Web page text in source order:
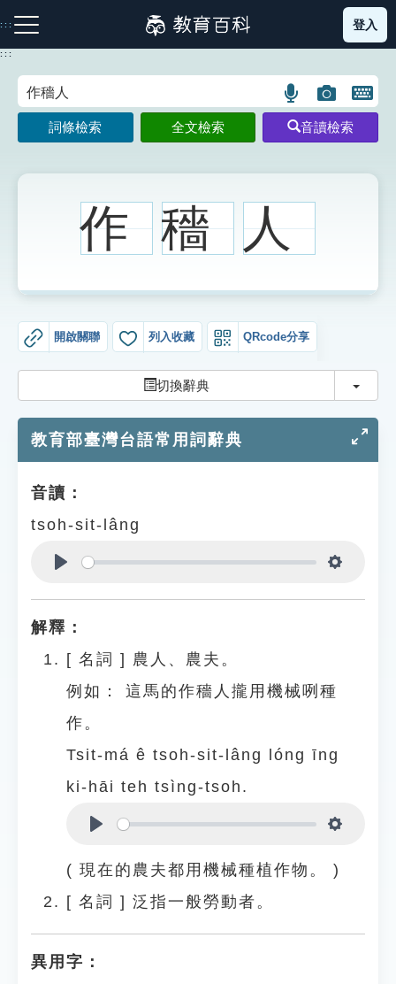
到
主
:::
注音索引圖示 筆畫索引圖示 部首索引表圖示
生字詞彙表
知識索引
遊戲專區
貓頭鷹博士
登入
:::
語
言
搜
示
圖
片
搜
開
鍵
圖
詞條檢索 全文檢索 音讀檢索
作 穡 人
開啟關聯 列入收藏 QRcode分享
切換辭典 切換
教育部臺灣台語常用詞辭典
音讀：
tsoh-sit-lâng
解釋：
[ 名詞 ] 農人、農夫。
例如：
這馬的作穡人攏用機械咧種
作。
Tsit-má ê tsoh-sit-lâng lóng īng
ki-hāi teh tsìng-tsoh.
( 現在的農夫都用機械種植作物。 )
[ 名詞 ] 泛指一般勞動者。
異用字：